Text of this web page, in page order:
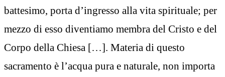
battesimo, porta d’ingresso alla vita spirituale; per
mezzo di esso diventiamo membra del Cristo e del
Corpo della Chiesa […]. Materia di questo
sacramento è l’acqua pura e naturale, non importa